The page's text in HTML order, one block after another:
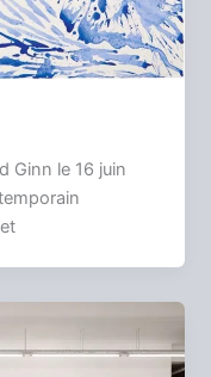
Ginn le 16 juin